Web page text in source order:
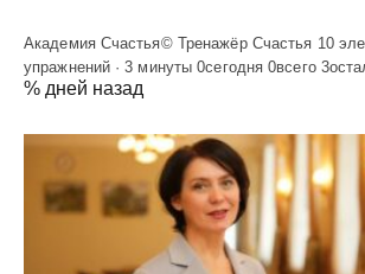
Академия Счастья© Тренажёр Счастья 10
упражнений · 3 минуты 0сегодня 0всего
% дней назад